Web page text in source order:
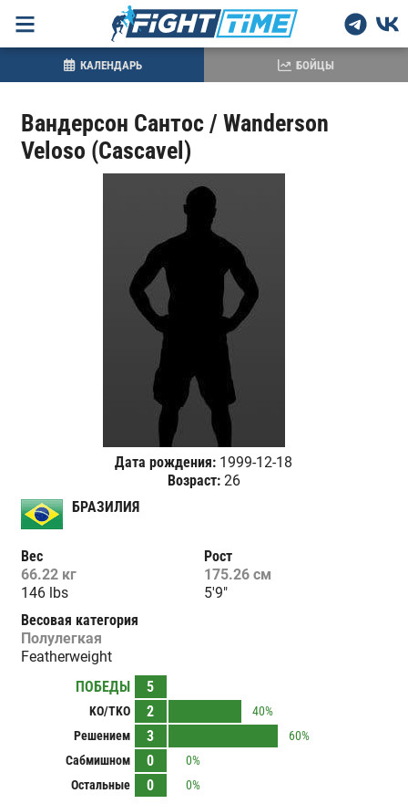
Вандерсон Сантос / Wanderson
Veloso (Cascavel)
Дата рождения: 1999-12-18
Возраст:26
БРАЗИЛИЯ
Вес
66.22 кг
146 lbs
Рост
175.26 см
5'9"
Весовая категория
Полулегкая
Featherweight
ПОБЕДЫ
5
KO/TKO 2
40%
Решением
3
60%
Сабмишном
0
0%
Остальные
0 0%
КАЛЕНДАРЬ БОЙЦЫ